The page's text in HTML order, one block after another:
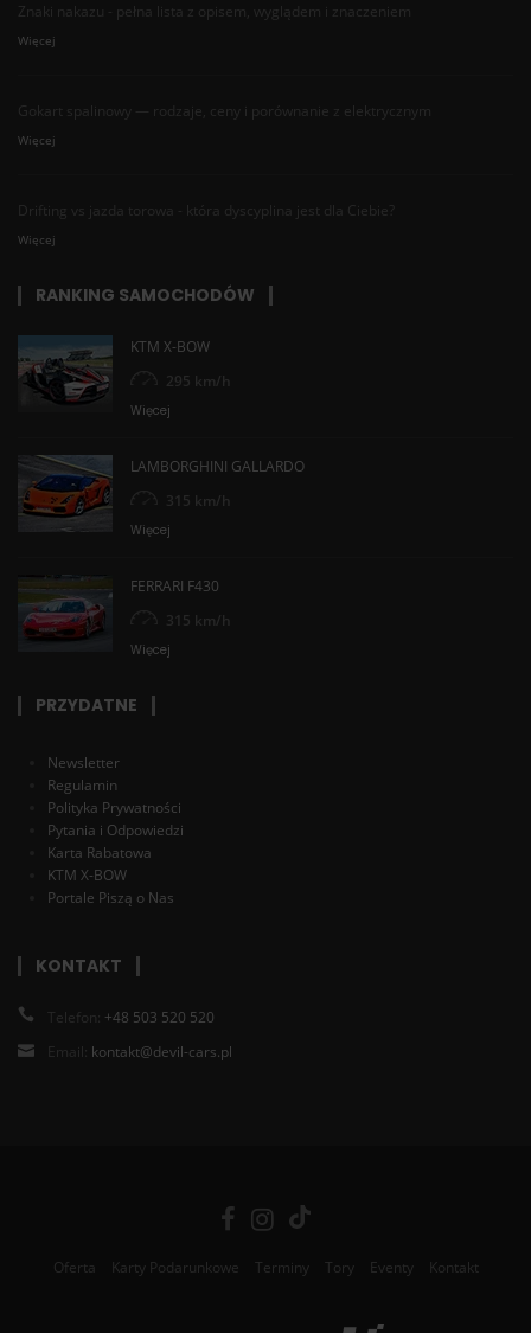
Znaki nakazu - pełna lista z opisem, wyglądem i znaczeniem
Więcej
Gokart spalinowy — rodzaje, ceny i porównanie z elektrycznym
Więcej
Drifting vs jazda torowa - która dyscyplina jest dla Ciebie?
Więcej
RANKING SAMOCHODÓW
KTM X-BOW
295 km/h
Więcej
LAMBORGHINI GALLARDO
315 km/h
Więcej
FERRARI F430
315 km/h
Więcej
PRZYDATNE
Newsletter
Regulamin
Polityka Prywatności
Pytania i Odpowiedzi
Karta Rabatowa
KTM X-BOW
Portale Piszą o Nas
KONTAKT
Telefon: +48 503 520 520
Email: kontakt@devil-cars.pl
Oferta Karty Podarunkowe Terminy Tory Eventy Kontakt